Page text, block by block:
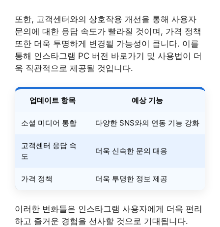
또한, 고객센터와의 상호작용 개선을 통해 사용자
문의에 대한 응답 속도가 빨라질 것이며, 가격 정책
또한 더욱 투명하게 변경될 가능성이 큽니다. 이를
통해 인스타그램 PC 버전 바로가기 및 사용법이 더
욱 직관적으로 제공될 것입니다.
업데이트 항목 예상 기능
소셜 미디어 통합 다양한 SNS와의 연동 기능 강화
고객센터 응답 속
도
더욱 신속한 문의 대응
가격 정책 더욱 투명한 정보 제공
이러한 변화들은 인스타그램 사용자에게 더욱 편리
하고 즐거운 경험을 선사할 것으로 기대됩니다.